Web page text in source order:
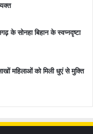
के सोनहा बिहान के स्वप्नदृष्टा
महिलाओं को मिली धुएं से मुक्ति